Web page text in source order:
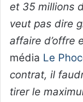
et 35 millions
veut pas dire
affaire d’offre
média Le
contrat, il
tirer le